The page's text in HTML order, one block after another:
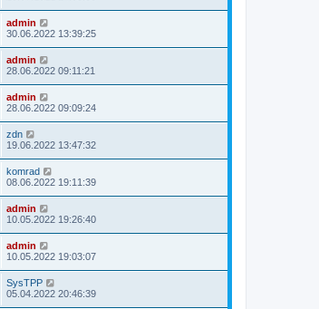
admin
30.06.2022 13:39:25
admin
28.06.2022 09:11:21
admin
28.06.2022 09:09:24
zdn
19.06.2022 13:47:32
komrad
08.06.2022 19:11:39
admin
10.05.2022 19:26:40
admin
10.05.2022 19:03:07
SysTPP
05.04.2022 20:46:39